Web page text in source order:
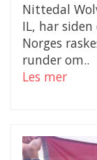
Nittedal
IL, har
Norges
runder om..
Les mer